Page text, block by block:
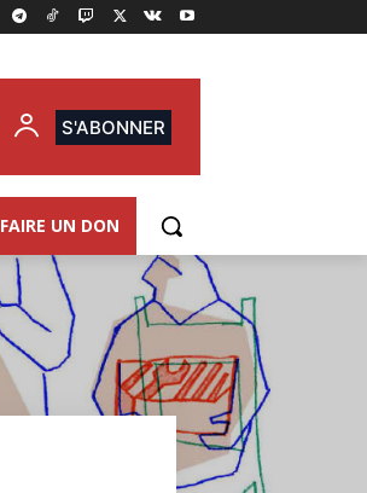
S'ABONNER
FAIRE UN DON